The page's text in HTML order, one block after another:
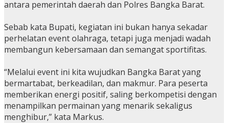
antara pemerintah daerah dan Polres Bangka Barat.
Sebab kata Bupati, kegiatan ini bukan hanya sekadar
perhelatan event olahraga, tetapi juga menjadi wadah
membangun kebersamaan dan semangat sportifitas.
“Melalui event ini kita wujudkan Bangka Barat yang
bermartabat, berkeadilan, dan makmur. Para peserta
memberikan energi positif, saling berkompetisi dengan
menampilkan permainan yang menarik sekaligus
menghibur,” kata Markus.